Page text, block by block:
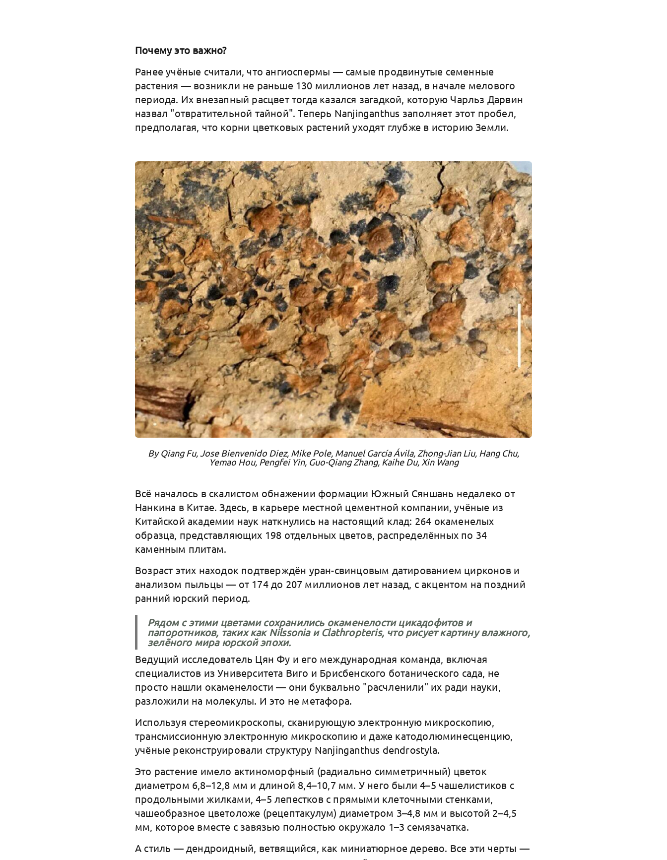
Почему это важно?
Ранее учёные считали, что ангиоспермы — самые продвинутые семенные
растения — возникли не раньше 130 миллионов лет назад, в начале мелового
периода. Их внезапный расцвет тогда казался загадкой, которую Чарльз Дарвин
назвал "отвратительной тайной". Теперь Nanjinganthus заполняет этот пробел,
предполагая, что корни цветковых растений уходят глубже в историю Земли.
By Qiang Fu, Jose Bienvenido Diez, Mike Pole, Manuel García Ávila, Zhong-Jian Liu, Hang Chu,
Yemao Hou, Pengfei Yin, Guo-Qiang Zhang, Kaihe Du, Xin Wang
Всё началось в скалистом обнажении формации Южный Сяншань недалеко от
Нанкина в Китае. Здесь, в карьере местной цементной компании, учёные из
Китайской академии наук наткнулись на настоящий клад: 264 окаменелых
образца, представляющих 198 отдельных цветов, распределённых по 34
каменным плитам.
Возраст этих находок подтверждён уран-свинцовым датированием цирконов и
анализом пыльцы — от 174 до 207 миллионов лет назад, с акцентом на поздний
ранний юрский период.
Рядом с этими цветами сохранились окаменелости цикадофитов и
папоротников, таких как Nilssonia и Clathropteris, что рисует картину влажного,
зелёного мира юрской эпохи.
Ведущий исследователь Цян Фу и его международная команда, включая
специалистов из Университета Виго и Брисбенского ботанического сада, не
просто нашли окаменелости — они буквально "расчленили" их ради науки,
разложили на молекулы. И это не метафора.
Используя стереомикроскопы, сканирующую электронную микроскопию,
трансмиссионную электронную микроскопию и даже катодолюминесценцию,
учёные реконструировали структуру Nanjinganthus dendrostyla.
Это растение имело актиноморфный (радиально симметричный) цветок
диаметром 6,8–12,8 мм и длиной 8,4–10,7 мм. У него были 4–5 чашелистиков с
продольными жилками, 4–5 лепестков с прямыми клеточными стенками,
чашеобразное цветоложе (рецептакулум) диаметром 3–4,8 мм и высотой 2–4,5
мм, которое вместе с завязью полностью окружало 1–3 семязачатка.
А стиль — дендроидный, ветвящийся, как миниатюрное дерево. Все эти черты —